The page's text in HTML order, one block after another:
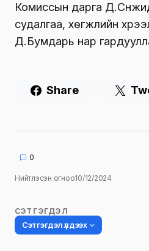
Комиссын дарга
судалгаа, хөгжлийн
Д.Бумдарь нар
Share
0
Нийтлэсэн огноо10/12/2024
СЭТГЭГДЭЛ
Сэтгэгдэл үлдээх